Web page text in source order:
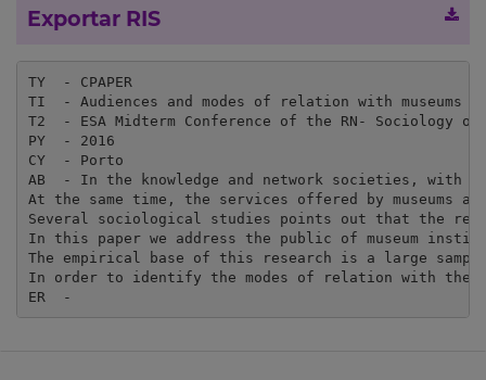
Exportar RIS
TY  - CPAPER
TI  - Audiences and modes of relation with museums
T2  - ESA Midterm Conference of the RN- Sociology
PY  - 2016
CY  - Porto
AB  - In the knowledge and network societies,
At the same time, the services offered by
Several sociological studies points out that the
In this paper we address the public of museum
The empirical base of this research is a large
In order to identify the modes of relation with the
ER  -